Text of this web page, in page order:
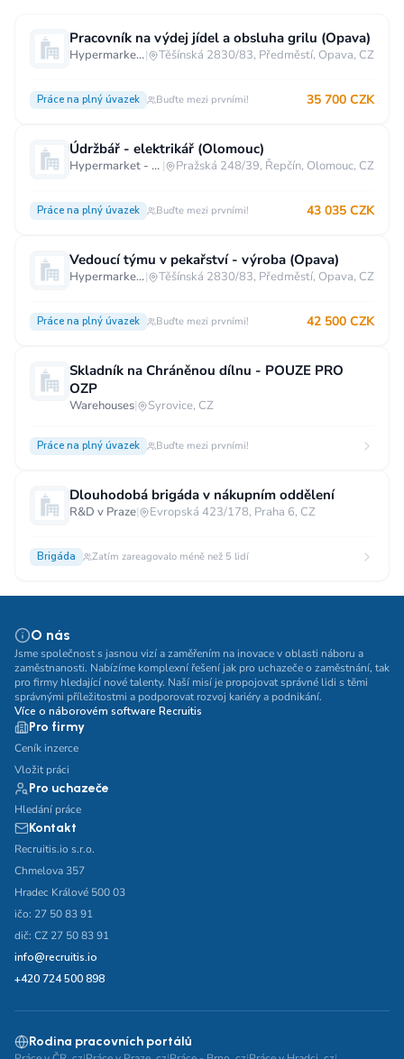
Pracovník na výdej jídel a obsluha grilu (Opava)
Hypermarket - Opava| Těšínská 2830/83, Předměstí, Opava, CZ
Práce na plný úvazek Buďte mezi prvními! 35 700 CZK
Údržbář - elektrikář (Olomouc)
Hypermarket - Olomouc | Pražská 248/39, Řepčín, Olomouc, CZ
Práce na plný úvazek Buďte mezi prvními! 43 035 CZK
Vedoucí týmu v pekařství - výroba (Opava)
Hypermarket - Opava| Těšínská 2830/83, Předměstí, Opava, CZ
Práce na plný úvazek Buďte mezi prvními! 42 500 CZK
Skladník na Chráněnou dílnu - POUZE PRO
OZP
Warehouses| Syrovice, CZ
Práce na plný úvazek Buďte mezi prvními!
Dlouhodobá brigáda v nákupním oddělení
R&D v Praze| Evropská 423/178, Praha 6, CZ
Brigáda Zatím zareagovalo méně než 5 lidí
O nás
Jsme společnost s jasnou vizí a zaměřením na inovace v oblasti náboru a
zaměstnanosti. Nabízíme komplexní řešení jak pro uchazeče o zaměstnání, tak
pro firmy hledající nové talenty. Naší misí je propojovat správné lidi s těmi
správnými příležitostmi a podporovat rozvoj kariéry a podnikání.
Více o náborovém software Recruitis
Pro firmy
Ceník inzerce
Vložit práci
Pro uchazeče
Hledání práce
Kontakt
Recruitis.io s.r.o.
Chmelova 357
Hradec Králové 500 03
ičo: 27 50 83 91
dič: CZ 27 50 83 91
info@recruitis.io
+420 724 500 898
Rodina pracovních portálů